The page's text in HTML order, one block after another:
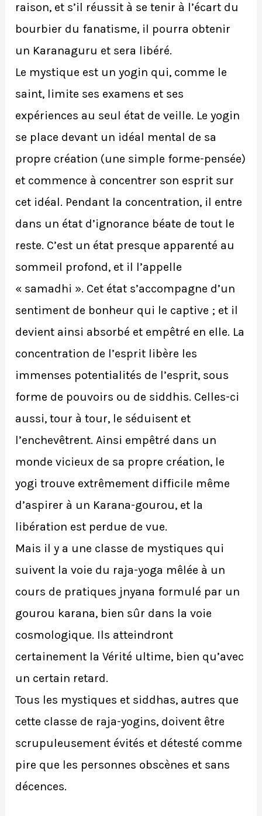
raison, et s’il réussit à se tenir à l’écart du
bourbier du fanatisme, il pourra obtenir
un Karanaguru et sera libéré.
Le mystique est un yogin qui, comme le
saint, limite ses examens et ses
expériences au seul état de veille. Le yogin
se place devant un idéal mental de sa
propre création (une simple forme-pensée)
et commence à concentrer son esprit sur
cet idéal. Pendant la concentration, il entre
dans un état d’ignorance béate de tout le
reste. C’est un état presque apparenté au
sommeil profond, et il l’appelle
« samadhi ». Cet état s’accompagne d’un
sentiment de bonheur qui le captive ; et il
devient ainsi absorbé et empêtré en elle. La
concentration de l’esprit libère les
immenses potentialités de l’esprit, sous
forme de pouvoirs ou de siddhis. Celles-ci
aussi, tour à tour, le séduisent et
l’enchevêtrent. Ainsi empêtré dans un
monde vicieux de sa propre création, le
yogi trouve extrêmement difficile même
d’aspirer à un Karana-gourou, et la
libération est perdue de vue.
Mais il y a une classe de mystiques qui
suivent la voie du raja-yoga mêlée à un
cours de pratiques jnyana formulé par un
gourou karana, bien sûr dans la voie
cosmologique. Ils atteindront
certainement la Vérité ultime, bien qu’avec
un certain retard.
Tous les mystiques et siddhas, autres que
cette classe de raja-yogins, doivent être
scrupuleusement évités et détesté comme
pire que les personnes obscènes et sans
décences.